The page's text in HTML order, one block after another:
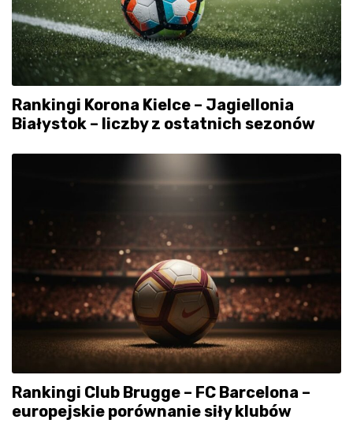
Rankingi Korona Kielce – Jagiellonia
Białystok – liczby z ostatnich sezonów
Rankingi Club Brugge – FC Barcelona –
europejskie porównanie siły klubów